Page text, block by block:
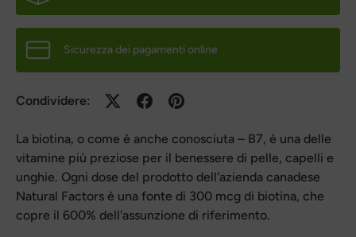
Sicurezza dei pagamenti online
Condividere:
La biotina, o come è anche conosciuta – B7, è una delle
vitamine più preziose per il benessere di pelle, capelli e
unghie. Ogni dose del prodotto dell'azienda canadese
Natural Factors è una fonte di 300 mcg di biotina, che
copre il 600% dell'assunzione di riferimento.